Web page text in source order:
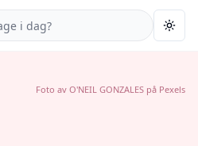
Foto av O'NEIL GONZALES på Pexels